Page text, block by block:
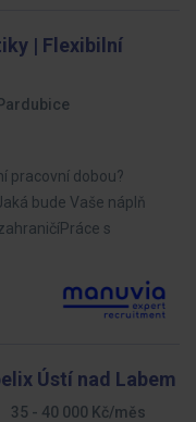
| Flexibilní
Pardubice
pracovní dobou?
bude Vaše náplň
s
Ústí nad Labem
35 - 40 000 Kč/měs